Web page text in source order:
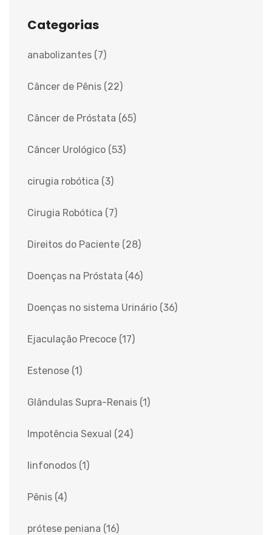
Categorias
anabolizantes (7)
Câncer de Pênis (22)
Câncer de Próstata (65)
Câncer Urológico (53)
cirugia robótica (3)
Cirugia Robótica (7)
Direitos do Paciente (28)
Doenças na Próstata (46)
Doenças no sistema Urinário (36)
Ejaculação Precoce (17)
Estenose (1)
Glândulas Supra-Renais (1)
Impotência Sexual (24)
linfonodos (1)
Pênis (4)
prótese peniana (16)